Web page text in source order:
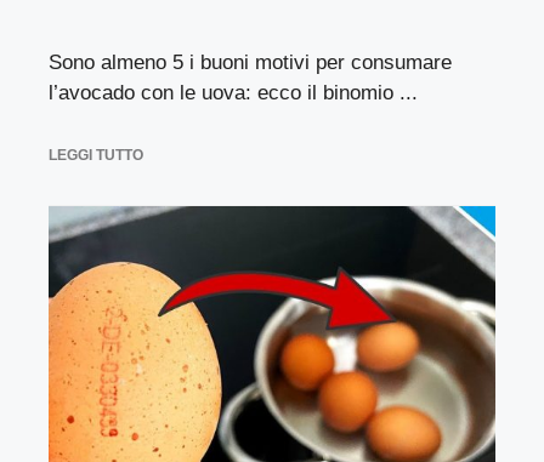
Sono almeno 5 i buoni motivi per consumare
l’avocado con le uova: ecco il binomio ...
LEGGI TUTTO